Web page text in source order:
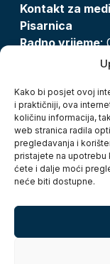
Kako bi posjet ovoj
i praktičniji, ova
količinu informacija,
web stranica radila
pregledavanja i
pristajete na upotrebu
ćete i dalje moći
neće biti dostupne.
Kontakt za
Pisarnica
Radno vrijeme:
Zaštita osobnih
Pristup
Kolačići
Izjava o
Turistička